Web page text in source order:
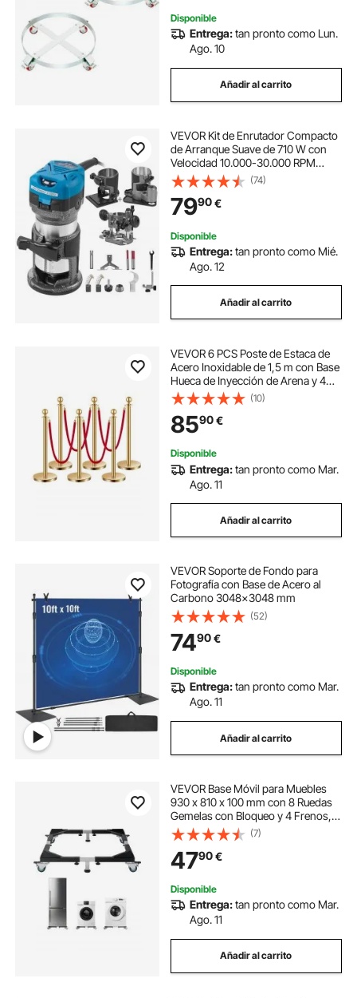
Disponible
Entrega:tan pronto como Lun.
Ago. 10
Añadir al carrito
VEVOR Kit de Enrutador Compacto
de Arranque Suave de 710 W con
Velocidad 10.000-30.000 RPM
Fresadora de Madera Rebajadora
Eléctrica multifunción con base de
refrigeración y base inclinada y
base Offset
(74)
7990€
Disponible
Entrega:tan pronto como Mié.
Ago. 12
Añadir al carrito
VEVOR 6 PCS Poste de Estaca de
Acero Inoxidable de 1,5 m con Base
Hueca de Inyección de Arena y 4
Cuerdas de Terciopelo Rojo,
Barreras de Control de Multitudes
para Teatro, Fiesta, Boda, Dorado
(10)
8590€
Disponible
Entrega:tan pronto como Mar.
Ago. 11
Añadir al carrito
VEVOR Soporte de Fondo para
Fotografía con Base de Acero al
Carbono 3048x3048 mm
(52)
7490€
Disponible
Entrega:tan pronto como Mar.
Ago. 11
Añadir al carrito
VEVOR Base Móvil para Muebles
930 x 810 x 100 mm con 8 Ruedas
Gemelas con Bloqueo y 4 Frenos,
Capacidad de Carga de 544 kg,
Plataforma Rodante Ajustable de
584,2-929,64 mm para Lavadora,
Frigorífico
(7)
4790€
Disponible
Entrega:tan pronto como Mar.
Ago. 11
Añadir al carrito